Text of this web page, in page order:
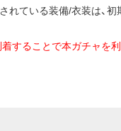
ている装備/衣装は、
することで本ガチャを